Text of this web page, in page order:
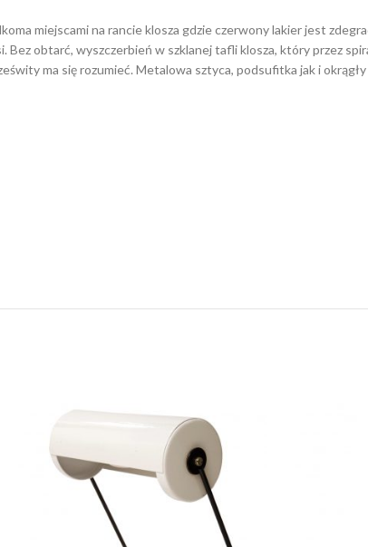
miejscami na rancie klosza gdzie czerwony lakier jest
Bez obtarć, wyszczerbień w szklanej tafli klosza, który przez
ma się rozumieć. Metalowa sztyca, podsufitka jak i